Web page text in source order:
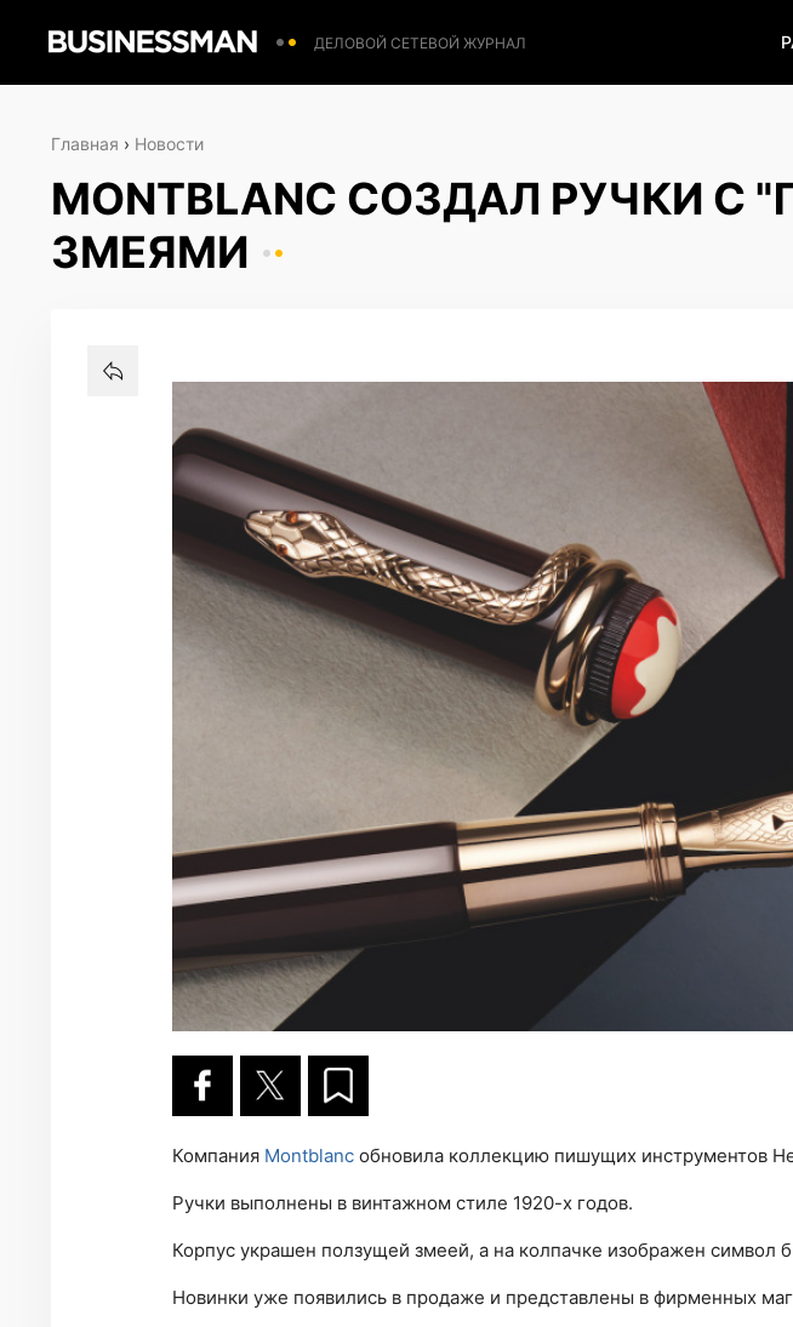
ДЕЛОВОЙ СЕТЕВОЙ ЖУРНАЛ
Главная › Новости
MONTBLANC СОЗДАЛ РУЧКИ
ЗМЕЯМИ
Компания Montblanc обновила коллекцию пишущих инструментов
Ручки выполнены в винтажном стиле 1920-х годов.
Корпус украшен ползущей змеей, а на колпачке изображен символ
Новинки уже появились в продаже и представлены в фирменных